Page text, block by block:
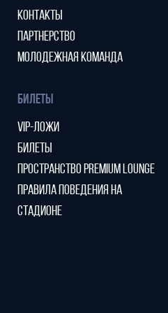
КОНТАКТЫ
ПАРТНЕРСТВО
МОЛОДЕЖНАЯ КОМАНДА
БИЛЕТЫ
VIP-ЛОЖИ
БИЛЕТЫ
ПРОСТРАНСТВО PREMIUM LOUNGE
ПРАВИЛА ПОВЕДЕНИЯ НА
СТАДИОНЕ